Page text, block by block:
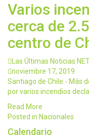
Varios
cerca de
centro de
Las Últimas Noticias
noviembre 17, 2019
Santiago de Chile.- Más
por varios incendios
Read More
Posted in Nacionales
Calendario